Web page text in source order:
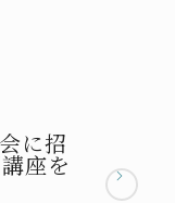
に招
座を